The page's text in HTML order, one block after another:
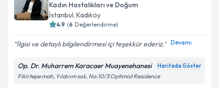
Kadın Hastalıkları ve Doğum
İstanbul, Kadıköy
4.9 (6 Değerlendirme)
İlgisi ve detaylı bilgilendirmesi içi teşekkür ederiz. Devamı
Op. Dr. Muharrem Karacaer Muayenehanesi Haritada Göster
Fikirtepe mah, Yıldırım sok, No:10/3 Optimist Residence